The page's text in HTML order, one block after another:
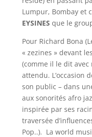
Lumpur, Bombay et
EYSINES que le
Pour Richard Bona
« zezines » devant
(comme il le dit
attendu. L’occasion
son public – dans
aux sonorités afro
inspirée par ses
traversée
Pop..). La world